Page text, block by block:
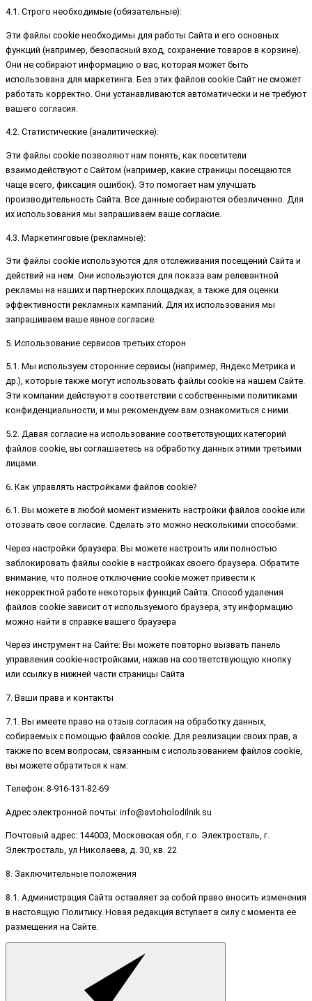
4.1. Строго необходимые (обязательные):
Эти файлы cookie необходимы для работы Сайта и его основных
функций (например, безопасный вход, сохранение товаров в корзине).
Они не собирают информацию о вас, которая может быть
использована для маркетинга. Без этих файлов cookie Сайт не сможет
работать корректно. Они устанавливаются автоматически и не требуют
вашего согласия.
4.2. Статистические (аналитические):
Эти файлы cookie позволяют нам понять, как посетители
взаимодействуют с Сайтом (например, какие страницы посещаются
чаще всего, фиксация ошибок). Это помогает нам улучшать
производительность Сайта. Все данные собираются обезличенно. Для
их использования мы запрашиваем ваше согласие.
4.3. Маркетинговые (рекламные):
Эти файлы cookie используются для отслеживания посещений Сайта и
действий на нем. Они используются для показа вам релевантной
рекламы на наших и партнерских площадках, а также для оценки
эффективности рекламных кампаний. Для их использования мы
запрашиваем ваше явное согласие.
5. Использование сервисов третьих сторон
5.1. Мы используем сторонние сервисы (например, Яндекс.Метрика и
др.), которые также могут использовать файлы cookie на нашем Сайте.
Эти компании действуют в соответствии с собственными политиками
конфиденциальности, и мы рекомендуем вам ознакомиться с ними.
5.2. Давая согласие на использование соответствующих категорий
файлов cookie, вы соглашаетесь на обработку данных этими третьими
лицами.
6. Как управлять настройками файлов cookie?
6.1. Вы можете в любой момент изменить настройки файлов cookie или
отозвать свое согласие. Сделать это можно несколькими способами:
Через настройки браузера: Вы можете настроить или полностью
заблокировать файлы cookie в настройках своего браузера. Обратите
внимание, что полное отключение cookie может привести к
некорректной работе некоторых функций Сайта. Способ удаления
файлов cookie зависит от используемого браузера, эту информацию
можно найти в справке вашего браузера
Через инструмент на Сайте: Вы можете повторно вызвать панель
управления cookie-настройками, нажав на соответствующую кнопку
или ссылку в нижней части страницы Сайта
7. Ваши права и контакты
7.1. Вы имеете право на отзыв согласия на обработку данных,
собираемых с помощью файлов cookie. Для реализации своих прав, а
также по всем вопросам, связанным с использованием файлов cookie,
вы можете обратиться к нам:
Телефон: 8-916-131-82-69
Адрес электронной почты: info@avtoholodilnik.su
Почтовый адрес: 144003, Московская обл, г.о. Электросталь, г.
Электросталь, ул Николаева, д. 30, кв. 22
8. Заключительные положения
8.1. Администрация Сайта оставляет за собой право вносить изменения
в настоящую Политику. Новая редакция вступает в силу с момента ее
размещения на Сайте.